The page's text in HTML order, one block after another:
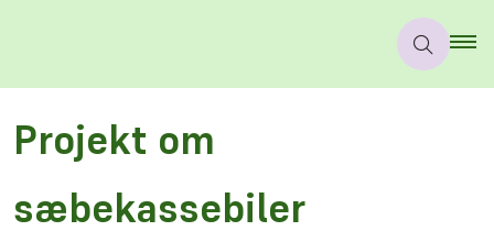
Projekt om
sæbekassebiler